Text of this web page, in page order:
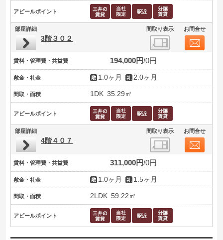
アピールポイント
部屋詳細 間取り表示 お問合せ
3階３０２
賃料・管理費・共益費 194,000円 0円
敷金・礼金 1.0ヶ月 2.0ヶ月
間取・面積 1DK 35.29㎡
アピールポイント
部屋詳細 間取り表示 お問合せ
4階４０７
賃料・管理費・共益費 311,000円 0円
敷金・礼金 1.0ヶ月 1.5ヶ月
間取・面積 2LDK 59.22㎡
アピールポイント